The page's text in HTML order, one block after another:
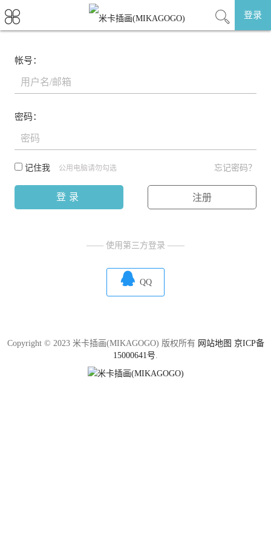
登录
帐号：
密码：
记住我 公用电脑请勿勾选 忘记密码？
登录 注册
—— 使用第三方登录 ——
 QQ
Copyright © 2023 米卡插画(MIKAGOGO) 版权所有 网站地图 京ICP备
15000641号.